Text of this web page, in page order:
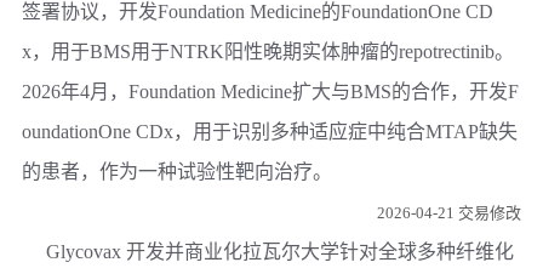
签署协议，开发Foundation Medicine的FoundationOne CD
x，用于BMS用于NTRK阳性晚期实体肿瘤的repotrectinib。
2026年4月，Foundation Medicine扩大与BMS的合作，开发F
oundationOne CDx，用于识别多种适应症中纯合MTAP缺失
的患者，作为一种试验性靶向治疗。
2026-04-21 交易修改
Glycovax 开发并商业化拉瓦尔大学针对全球多种纤维化